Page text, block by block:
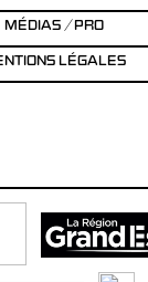
MÉDIAS / PRO
LÉGALES